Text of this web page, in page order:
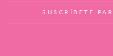
SUSCRÍBETE